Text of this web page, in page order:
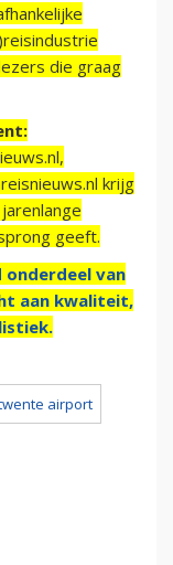
die graag
krijg
geeft.
onderdeel van
aan kwaliteit,
airport